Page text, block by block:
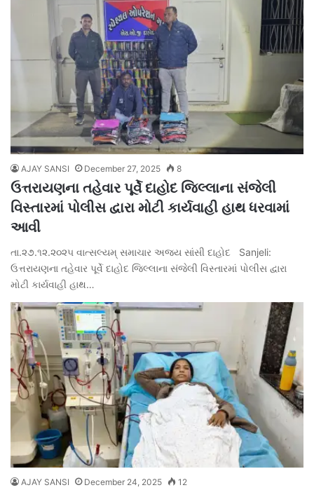
AJAY SANSI December 27, 2025 8
ઉત્તરાયણના તહેવાર પૂર્વે દાહોદ જિલ્લાના સંજેલી
વિસ્તારમાં પોલીસ દ્વારા મોટી કાર્યવાહી હાથ ધરવામાં
આવી
તા.૨૭.૧૨.૨૦૨૫ વાત્સલ્યમ્ સમાચાર અજય સાંસી દાહોદ Sanjeli:
ઉત્તરાયણના તહેવાર પૂર્વે દાહોદ જિલ્લાના સંજેલી વિસ્તારમાં પોલીસ દ્વારા
મોટી કાર્યવાહી હાથ…
AJAY SANSI December 24, 2025 12